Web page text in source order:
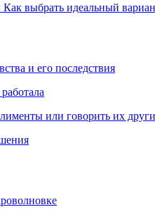
выбрать идеальный
и его последствия
или говорить их